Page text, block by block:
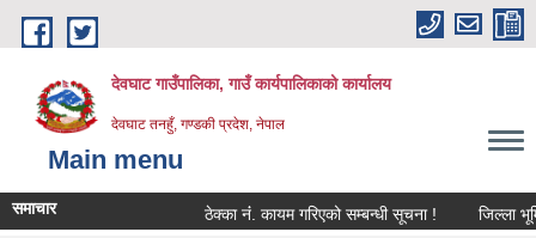
Skip to main content
देवघाट गाउँपालिका, गाउँ कार्यपालिकाको कार्यालय
देवघाट तनहुँ, गण्डकी प्रदेश, नेपाल
Main menu
समाचार ठेक्का नंं. कायम गरिएको सम्बन्धी सूचना ! जिल्ला